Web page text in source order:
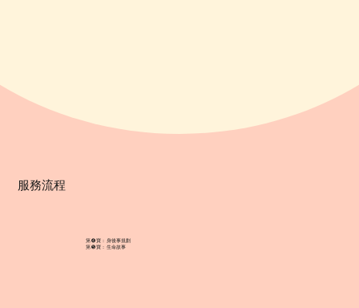
服務流程
第 ➍ 寶： 身後事規劃
第 ➎ 寶： 生命故事